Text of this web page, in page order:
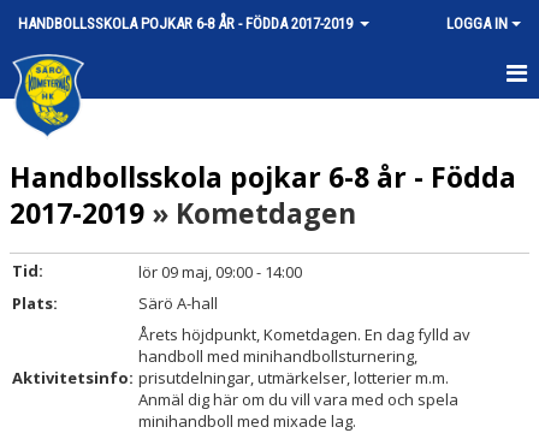
HANDBOLLSSKOLA POJKAR 6-8 ÅR - FÖDDA 2017-2019 LOGGA IN
HEM
NYHETER
KALENDER
MATCHER
BILDGALLERI
Handbollsskola pojkar 6-8 år - Födda
2017-2019 » Kometdagen
Tid:
lör 09 maj, 09:00 - 14:00
Plats:
Särö A-hall
Aktivitetsinfo:
Årets höjdpunkt, Kometdagen. En dag fylld av
handboll med minihandbollsturnering,
prisutdelningar, utmärkelser, lotterier m.m.
Anmäl dig här om du vill vara med och spela
minihandboll med mixade lag.